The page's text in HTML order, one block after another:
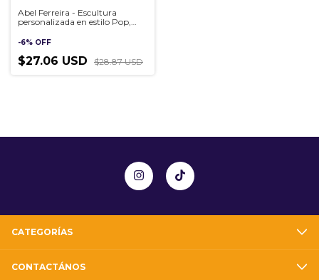
Abel Ferreira - Escultura
personalizada en estilo Pop,
-6% OFF
$27.06 USD $28.87 USD
CATEGORÍAS
CONTACTÁNOS